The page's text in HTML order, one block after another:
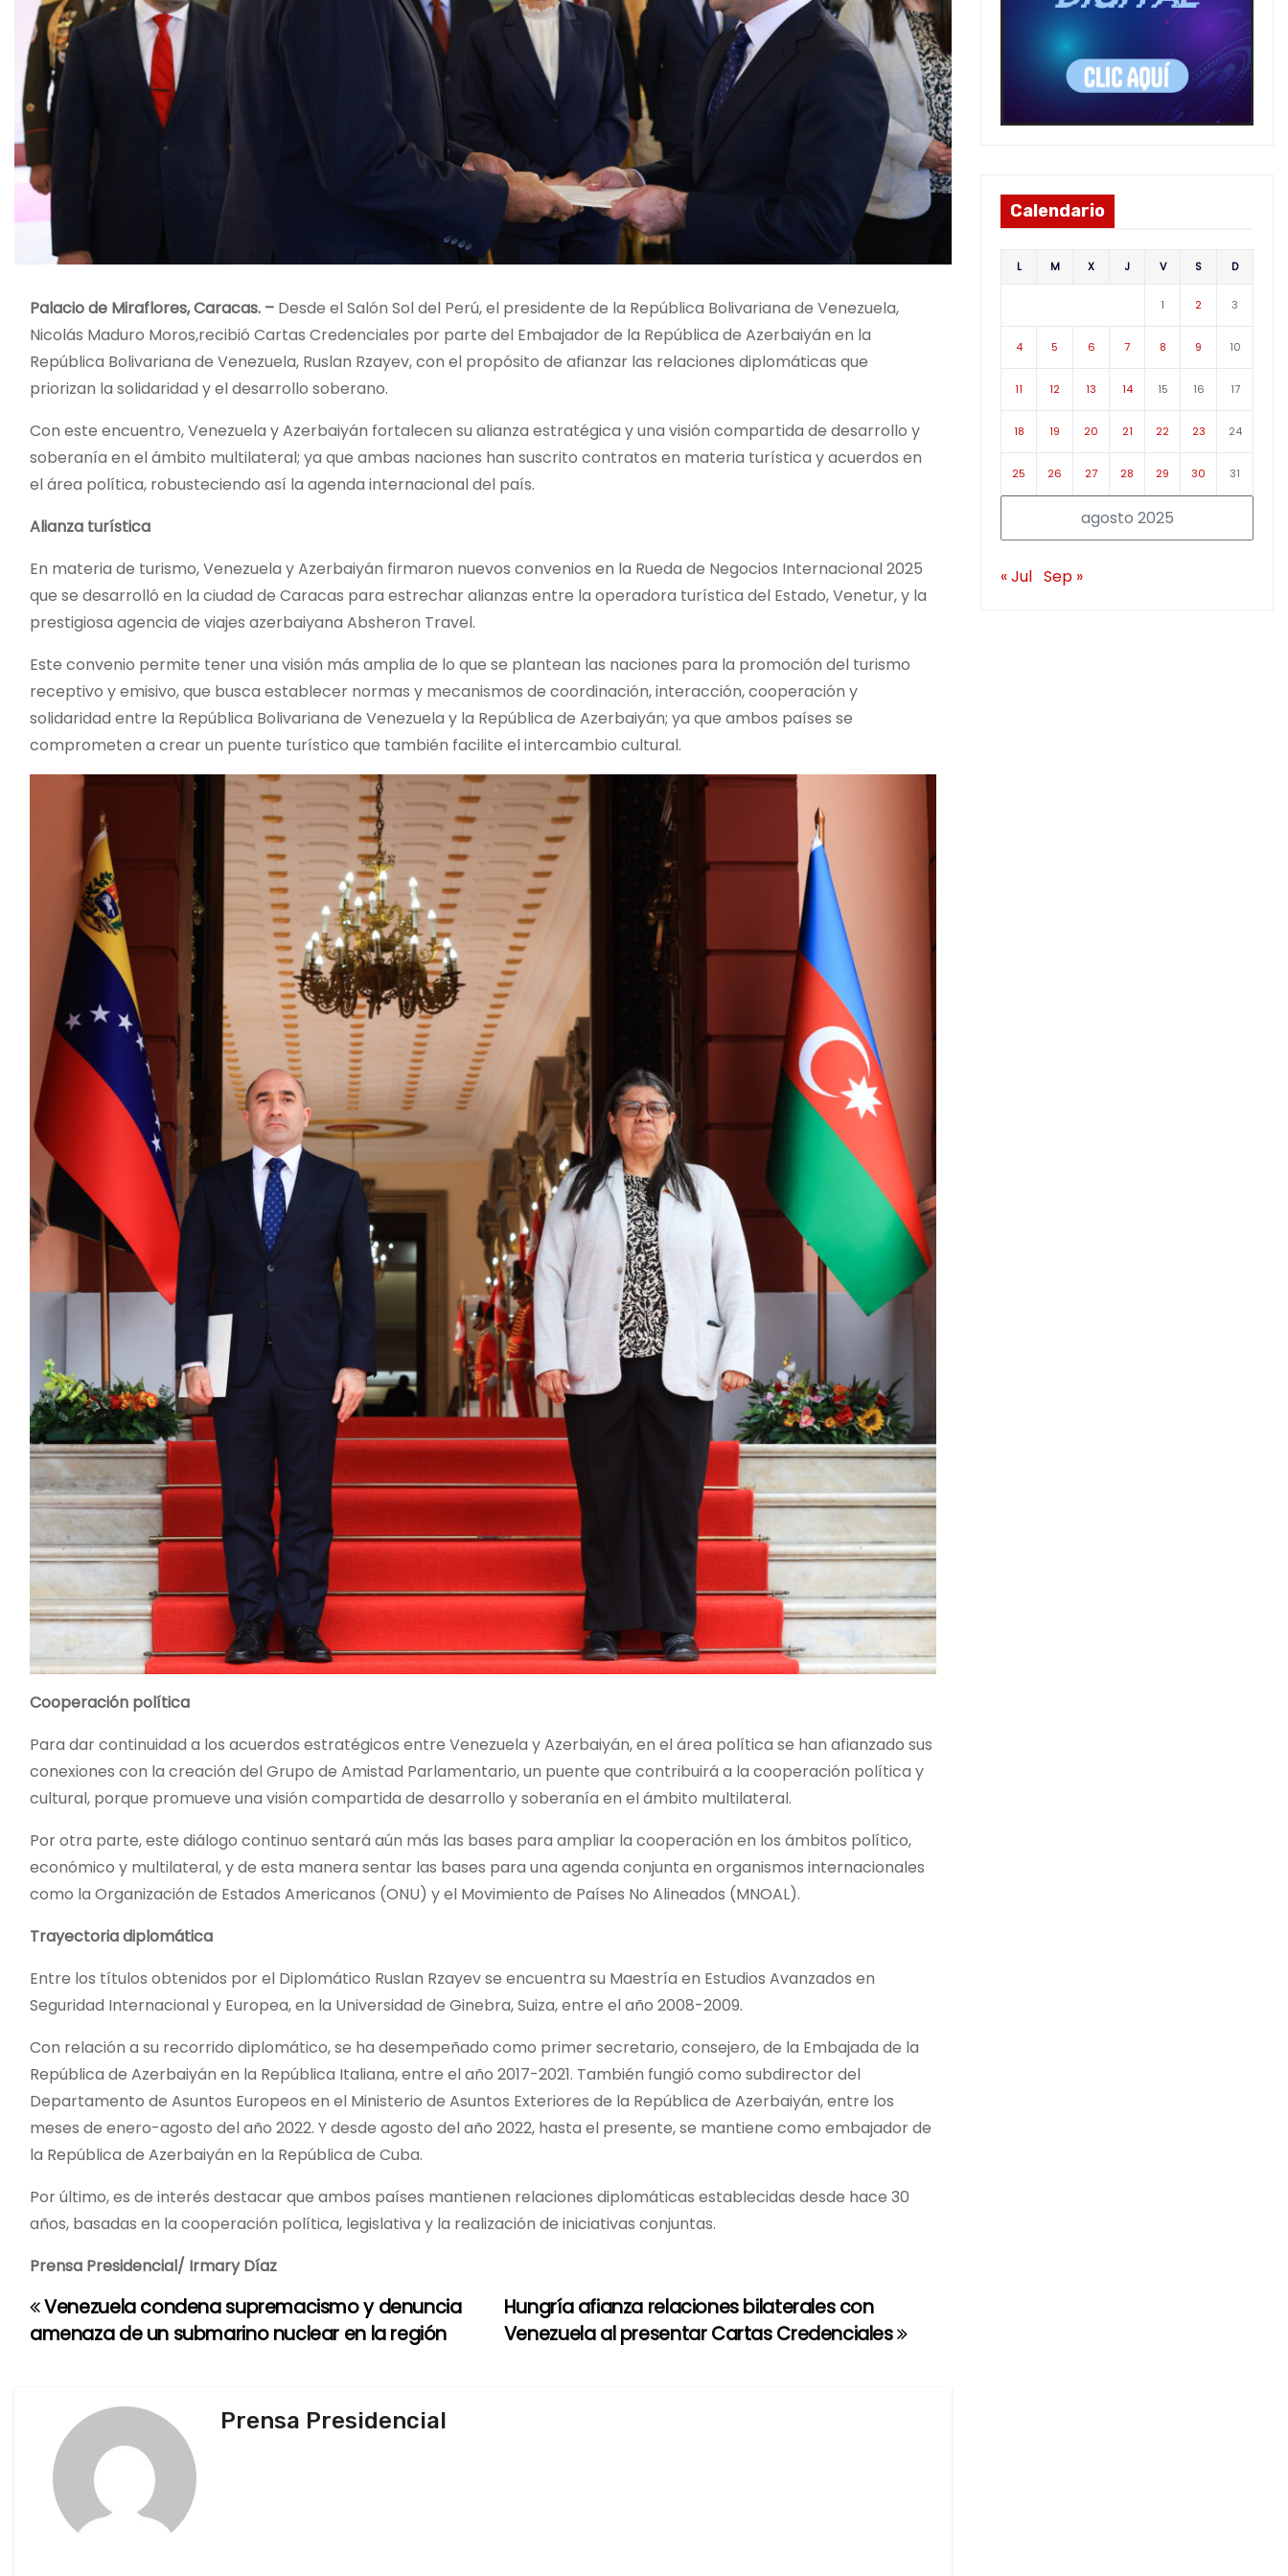
Palacio de Miraflores, Caracas. – Desde el Salón Sol del Perú, el presidente de la República Bolivariana de Venezuela,
Nicolás Maduro Moros,recibió Cartas Credenciales por parte del Embajador de la República de Azerbaiyán en la
República Bolivariana de Venezuela, Ruslan Rzayev, con el propósito de afianzar las relaciones diplomáticas que
priorizan la solidaridad y el desarrollo soberano.
Con este encuentro, Venezuela y Azerbaiyán fortalecen su alianza estratégica y una visión compartida de desarrollo y
soberanía en el ámbito multilateral; ya que ambas naciones han suscrito contratos en materia turística y acuerdos en
el área política, robusteciendo así la agenda internacional del país.
Alianza turística
En materia de turismo, Venezuela y Azerbaiyán firmaron nuevos convenios en la Rueda de Negocios Internacional 2025
que se desarrolló en la ciudad de Caracas para estrechar alianzas entre la operadora turística del Estado, Venetur, y la
prestigiosa agencia de viajes azerbaiyana Absheron Travel.
Este convenio permite tener una visión más amplia de lo que se plantean las naciones para la promoción del turismo
receptivo y emisivo, que busca establecer normas y mecanismos de coordinación, interacción, cooperación y
solidaridad entre la República Bolivariana de Venezuela y la República de Azerbaiyán; ya que ambos países se
comprometen a crear un puente turístico que también facilite el intercambio cultural.
Cooperación política
Para dar continuidad a los acuerdos estratégicos entre Venezuela y Azerbaiyán, en el área política se han afianzado sus
conexiones con la creación del Grupo de Amistad Parlamentario, un puente que contribuirá a la cooperación política y
cultural, porque promueve una visión compartida de desarrollo y soberanía en el ámbito multilateral.
Por otra parte, este diálogo continuo sentará aún más las bases para ampliar la cooperación en los ámbitos político,
económico y multilateral, y de esta manera sentar las bases para una agenda conjunta en organismos internacionales
como la Organización de Estados Americanos (ONU) y el Movimiento de Países No Alineados (MNOAL).
Trayectoria diplomática
Entre los títulos obtenidos por el Diplomático Ruslan Rzayev se encuentra su Maestría en Estudios Avanzados en
Seguridad Internacional y Europea, en la Universidad de Ginebra, Suiza, entre el año 2008-2009.
Con relación a su recorrido diplomático, se ha desempeñado como primer secretario, consejero, de la Embajada de la
República de Azerbaiyán en la República Italiana, entre el año 2017-2021. También fungió como subdirector del
Departamento de Asuntos Europeos en el Ministerio de Asuntos Exteriores de la República de Azerbaiyán, entre los
meses de enero-agosto del año 2022. Y desde agosto del año 2022, hasta el presente, se mantiene como embajador de
la República de Azerbaiyán en la República de Cuba.
Por último, es de interés destacar que ambos países mantienen relaciones diplomáticas establecidas desde hace 30
años, basadas en la cooperación política, legislativa y la realización de iniciativas conjuntas.
Prensa Presidencial/ Irmary Díaz
N
Hungría afianza relaciones bilaterales con
Venezuela al presentar Cartas Credenciales
Venezuela condena supremacismo y denuncia
amenaza de un submarino nuclear en la región
Prensa Presidencial
Calendario
agosto 2025
L M X J V S D
1 2 3
4 5 6 7 8 9 10
11 12 13 14 15 16 17
18 19 20 21 22 23 24
25 26 27 28 29 30 31
« Jul Sep »